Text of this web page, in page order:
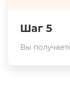
Шаг 5
Вы